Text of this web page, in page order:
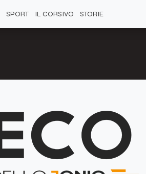
SPORT IL CORSIVO STORIE